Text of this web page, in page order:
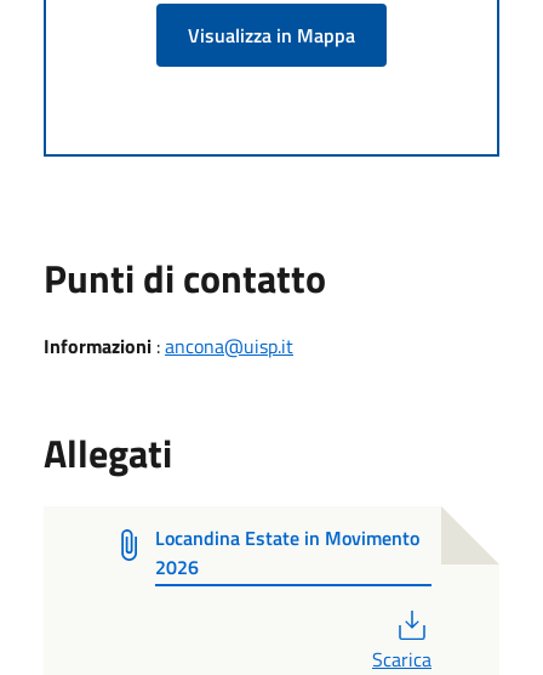
Visualizza in Mappa
Punti di contatto
Informazioni :ancona@uisp.it
Allegati
Locandina Estate in Movimento
2026
Scarica